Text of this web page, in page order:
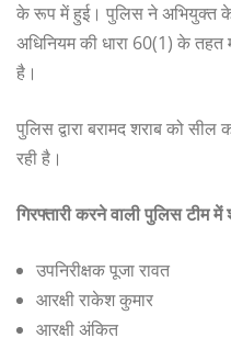
के रूप में हुई। पुलिस ने अभियुक्त के
अधिनियम की धारा 60(1) के तहत
है।
पुलिस द्वारा बरामद शराब को
रही है।
गिरफ्तारी करने वाली पुलिस टीम में
उपनिरीक्षक पूजा रावत
आरक्षी राकेश कुमार
आरक्षी अंकित